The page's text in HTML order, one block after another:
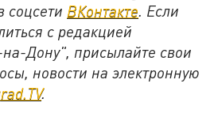
соцсети ВКонтакте . Если
с редакцией
Дону", присылайте свои
новости на электронную
.